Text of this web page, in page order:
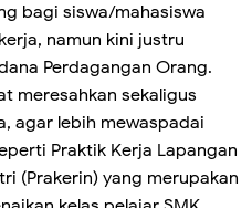
bagi siswa/mahasiswa
namun kini justru
Perdagangan Orang.
meresahkan sekaligus
agar lebih mewaspadai
Praktik Kerja Lapangan
(Prakerin) yang merupakan